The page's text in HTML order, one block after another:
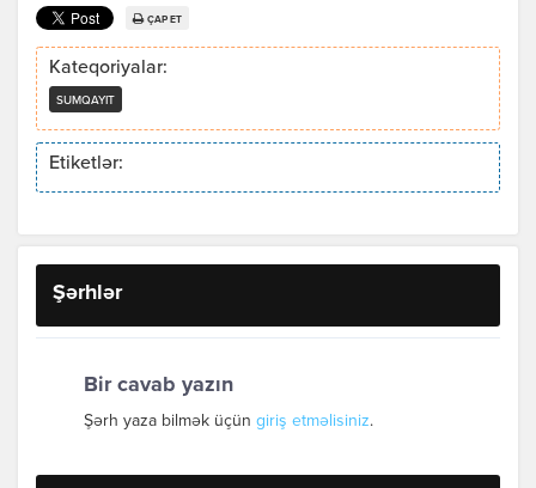
ÇAP ET
Kateqoriyalar:
SUMQAYIT
Etiketlər:
Şərhlər
Bir cavab yazın
Şərh yaza bilmək üçün giriş etməlisiniz.